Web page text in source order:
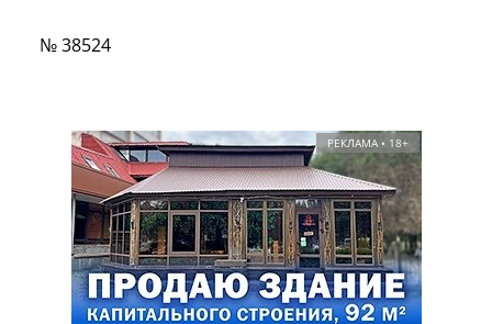
№ 38524
РЕКЛАМА • 18+